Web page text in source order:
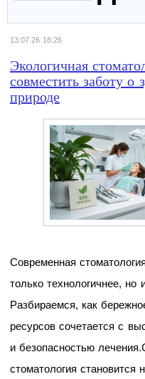
13.07.26 18:26
Экологичная
совместить заботу о
природе
Современная
только технологичнее, но
Разбираемся, как
ресурсов сочетается с
и безопасностью
стоматология становится